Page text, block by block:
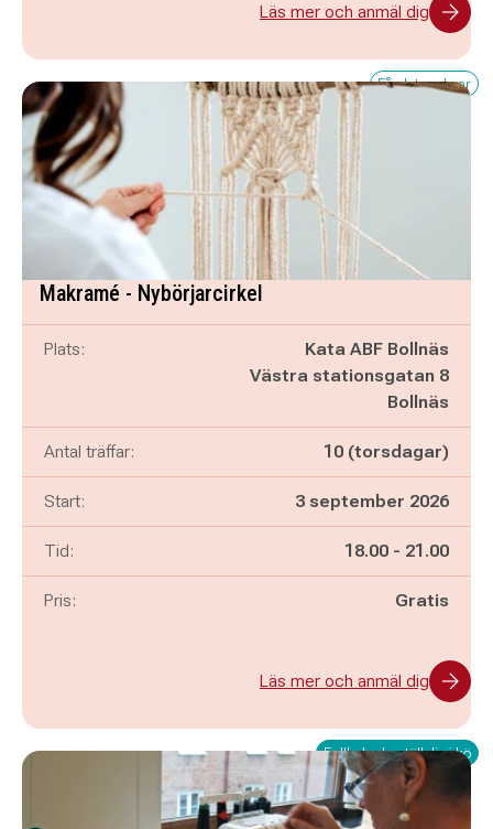
Läs mer och anmäl dig
Få platser kvar
Makramé - Nybörjarcirkel
Plats:
Kata ABF Bollnäs
Västra stationsgatan 8
Bollnäs
Antal träffar: 10 (torsdagar)
Start: 3 september 2026
Tid: Pågår mellan
18.00 - och
21.00
Pris: Gratis
Läs mer och anmäl dig
Fullbokad - ställ dig i kö